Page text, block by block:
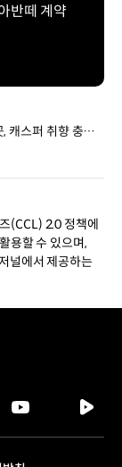
반떼 계약
캐스퍼 취향 충전
(CCL) 2.0 정책에
용할 수 있으며,
널에서 제공하는
tv